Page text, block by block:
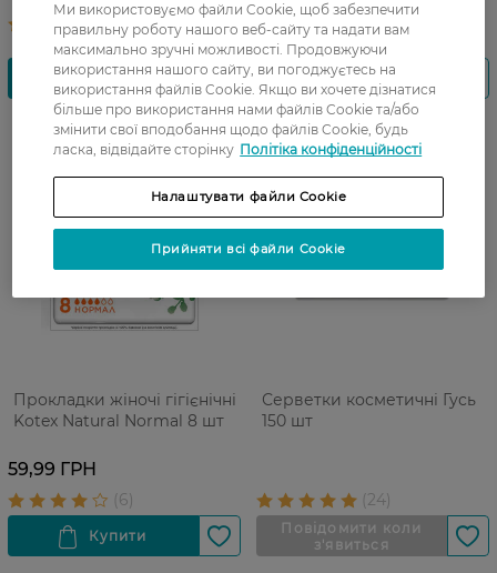
55,99 ГРН
Фінальний
розпродаж
Прокладки жіночі гігієнічні
Kotex Natural Normal 8 шт
59,99 ГРН
Серветки косметичні Гусь
150 шт
Ми використовуємо файли Cookie, щоб забезпечити
правильну роботу нашого веб-сайту та надати вам
максимально зручні можливості. Продовжуючи
використання нашого сайту, ви погоджуєтесь на
використання файлів Cookie. Якщо ви хочете дізнатися
більше про використання нами файлів Cookie та/або
змінити свої вподобання щодо файлів Cookie, будь
ласка, відвідайте сторінку Політіка конфіденційності
Налаштувати файли Cookie
Прийняти всі файли Cookie